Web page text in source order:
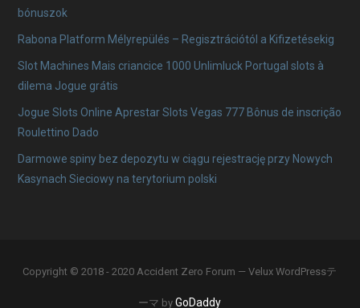
bónuszok
Rabona Platform Mélyrepülés – Regisztrációtól a Kifizetésekig
Slot Machines Mais criancice 1000 Unlimluck Portugal slots à
dilema Jogue grátis
Jogue Slots Online Aprestar Slots Vegas 777 Bônus de inscrição
Roulettino Dado
Darmowe spiny bez depozytu w ciągu rejestrację przy Nowych
Kasynach Sieciowy na terytorium polski
Copyright © 2018 - 2020 Accident Zero Forum — Velux WordPressテ
ーマ byGoDaddy